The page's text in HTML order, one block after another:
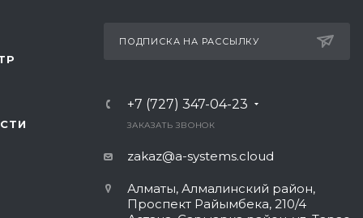
ПОДПИСКА НА РАССЫЛКУ
+7 (727) 347-04-23
ЗАКАЗАТЬ ЗВОНОК
zakaz@a-systems.cloud
Алматы, ​Алмалинский район,
Проспект Райымбека, 210/4